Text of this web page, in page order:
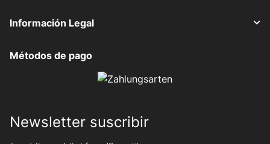
Información Legal
Métodos de pago
Newsletter suscribir